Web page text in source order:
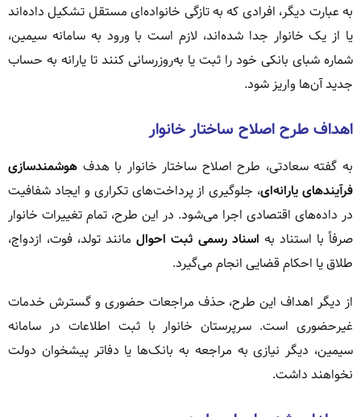
به عبارت دیگر، افرادی که به تازگی خانواده‌ای مستقل تشکیل داده‌اند
یا از یک خانوار جدا شده‌اند، لازم است با ورود به سامانه سیمین،
شماره شبای بانکی خود را ثبت یا به‌روزرسانی کنند تا یارانه به حساب
جدید آن‌ها واریز شود.
اهداف طرح اصلاح ساختار خانوار
به گفته سعادتی، طرح اصلاح ساختار خانوار با هدف هوشمندسازی
فرآیندهای یارانه‌ای، جلوگیری از پرداخت‌های تکراری و ایجاد شفافیت
در داده‌های اقتصادی اجرا می‌شود. در این طرح، تمام تغییرات خانوار
صرفاً با استناد به اسناد رسمی ثبت احوالمانند تولد، فوت، ازدواج،
طلاق یا احکام قضایی انجام می‌گیرد.
از دیگر اهداف این طرح، حذف مراجعات حضوری و گسترش خدمات
غیرحضوری است. سرپرستان خانوار با ثبت اطلاعات در سامانه
سیمین، دیگر نیازی به مراجعه به بانک‌ها یا دفاتر پیشخوان دولت
نخواهند داشت.